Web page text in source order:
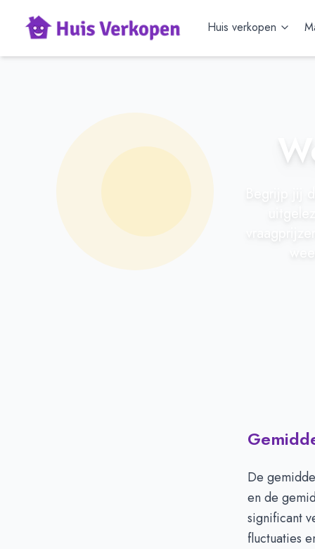
Huis verkopen
De
en de
significant
fluctuaties